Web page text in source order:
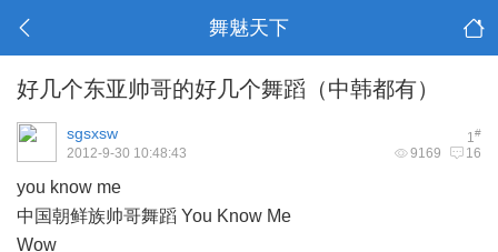
舞魅天下
好几个东亚帅哥的好几个舞蹈（中韩都有）
1#
sgsxsw
9169 16
2012-9-30 10:48:43
you know me
中国朝鲜族帅哥舞蹈 You Know Me
Wow